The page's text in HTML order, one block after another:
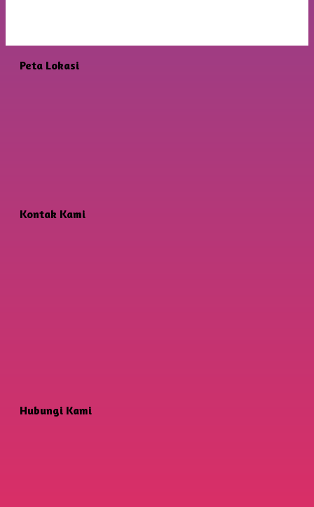
Peta Lokasi
Kontak Kami
Hubungi Kami